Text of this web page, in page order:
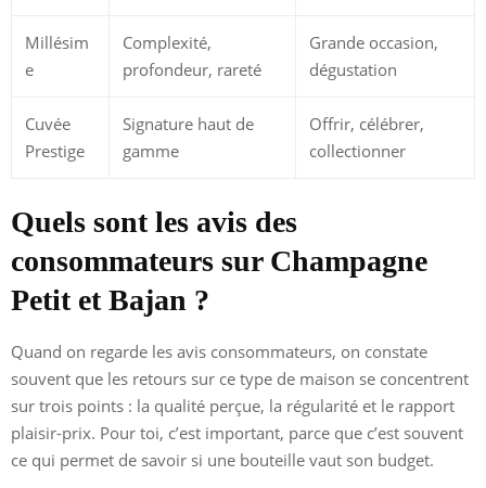
Millésim
e
Complexité,
profondeur, rareté
Grande occasion,
dégustation
Cuvée
Prestige
Signature haut de
gamme
Offrir, célébrer,
collectionner
Quels sont les avis des
consommateurs sur Champagne
Petit et Bajan ?
Quand on regarde les avis consommateurs, on constate
souvent que les retours sur ce type de maison se concentrent
sur trois points : la qualité perçue, la régularité et le rapport
plaisir-prix. Pour toi, c’est important, parce que c’est souvent
ce qui permet de savoir si une bouteille vaut son budget.